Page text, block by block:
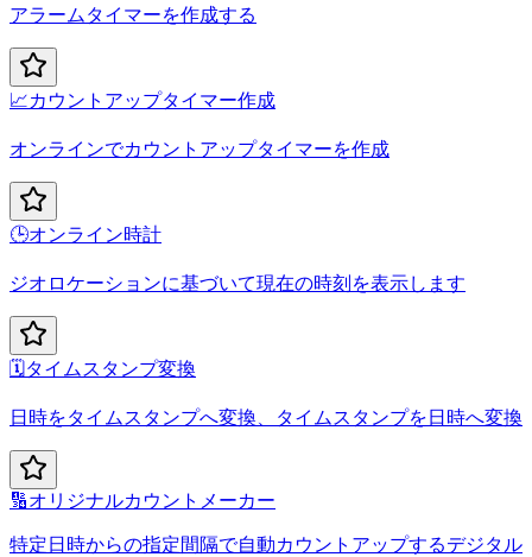
アラームタイマーを作成する
📈カウントアップタイマー作成
オンラインでカウントアップタイマーを作成
🕒オンライン時計
ジオロケーションに基づいて現在の時刻を表示します
🗓️タイムスタンプ変換
日時をタイムスタンプへ変換、タイムスタンプを日時へ変換
🔢オリジナルカウントメーカー
特定日時からの指定間隔で自動カウントアップするデジタル